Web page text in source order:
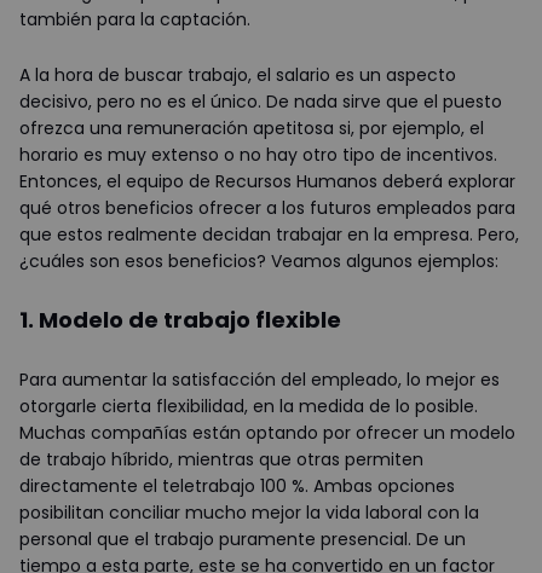
también para la captación.
A la hora de buscar trabajo, el salario es un aspecto
decisivo, pero no es el único. De nada sirve que el puesto
ofrezca una remuneración apetitosa si, por ejemplo, el
horario es muy extenso o no hay otro tipo de incentivos.
Entonces, el equipo de Recursos Humanos deberá explorar
qué otros beneficios ofrecer a los futuros empleados para
que estos realmente decidan trabajar en la empresa. Pero,
¿cuáles son esos beneficios? Veamos algunos ejemplos:
1. Modelo de trabajo flexible
Para aumentar la satisfacción del empleado, lo mejor es
otorgarle cierta flexibilidad, en la medida de lo posible.
Muchas compañías están optando por ofrecer un modelo
de trabajo híbrido, mientras que otras permiten
directamente el teletrabajo 100 %. Ambas opciones
posibilitan conciliar mucho mejor la vida laboral con la
personal que el trabajo puramente presencial. De un
tiempo a esta parte, este se ha convertido en un factor